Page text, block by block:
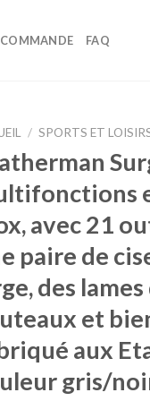
COMMANDE FAQ
/ SPORTS ET
avec 21
paire de
des lames
et
aux
gris/